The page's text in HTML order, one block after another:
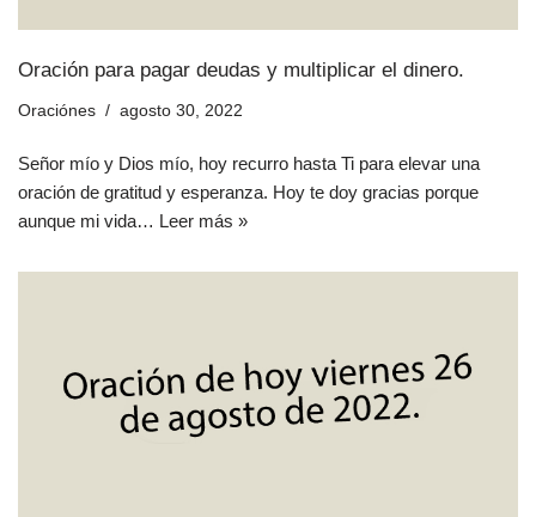
Oración para pagar deudas y multiplicar el dinero.
Oraciónes agosto 30, 2022
Señor mío y Dios mío, hoy recurro hasta Ti para elevar una
oración de gratitud y esperanza. Hoy te doy gracias porque
aunque mi vida… Leer más »